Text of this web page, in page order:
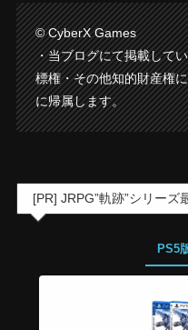
© CyberX Games
・当ブログにて掲載して
標権・その他知的財産権
に帰属します。
[PR] JRPG”軌跡”シリーズ
PS5